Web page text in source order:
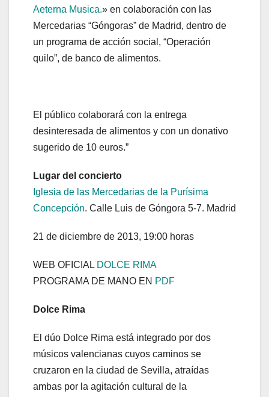
Aeterna Musica.» en colaboración con las
Mercedarias “Góngoras” de Madrid, dentro de
un programa de acción social, “Operación
quilo”, de banco de alimentos.
El público colaborará con la entrega
desinteresada de alimentos y con un donativo
sugerido de 10 euros.”
Lugar del concierto
Iglesia de las Mercedarias de la Purísima
Concepción. Calle Luis de Góngora 5-7. Madrid
21 de diciembre de 2013, 19:00 horas
WEB OFICIAL DOLCE RIMA
PROGRAMA DE MANO EN PDF
Dolce Rima
El dúo Dolce Rima está integrado por dos
músicos valencianas cuyos caminos se
cruzaron en la ciudad de Sevilla, atraídas
ambas por la agitación cultural de la